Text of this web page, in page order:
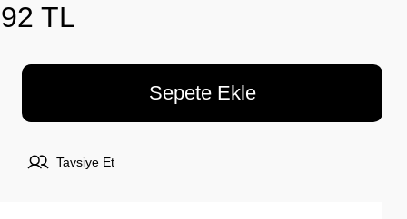
TL
Sepete Ekle
Tavsiye Et